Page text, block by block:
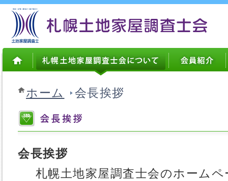
ホーム 会長挨拶
会長挨拶
札幌土地家屋調査士会のホーム